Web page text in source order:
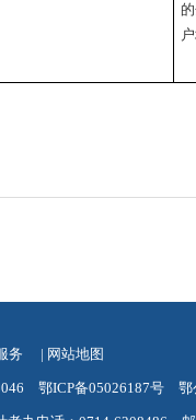
务 | 网站地图
鄂ICP备05026187号 鄂